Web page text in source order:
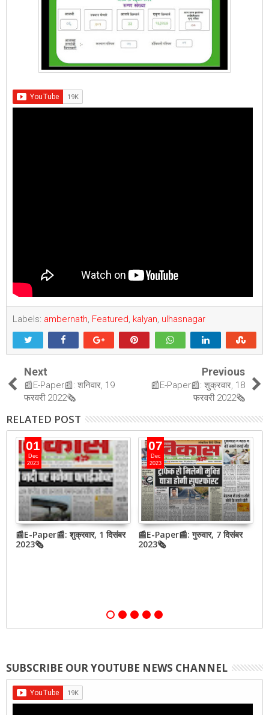
Labels: ambernath, Featured, kalyan, ulhasnagar
Next
📰E-Paper📰: शनिवार, 19
फरवरी 2022🗞
Previous
📰E-Paper📰: शुक्रवार, 18
फरवरी 2022🗞
RELATED POST
01
Dec
2023
📰E-Paper📰: शुक्रवार, 1 दिसंबर
2023🗞
07
Dec
2023
📰E-Paper📰: गुरुवार, 7 दिसंबर
2023🗞
SUBSCRIBE OUR YOUTUBE NEWS CHANNEL